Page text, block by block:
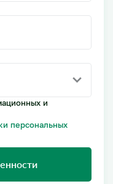
и
персональных